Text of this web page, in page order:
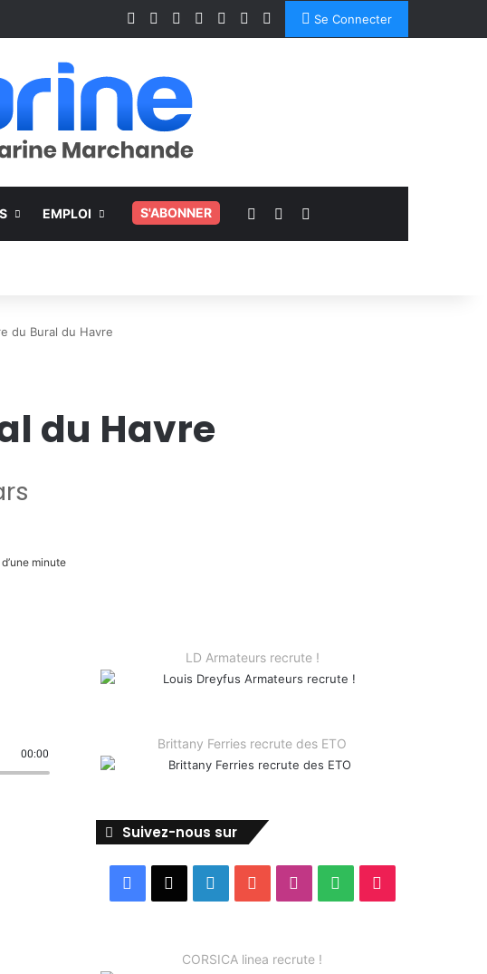
FacebookLinkedinYouTubeInstagram
SpotifyTikTokSe Connecter
EMPLOI S'ABONNER Voir votre panier
Switch skin
du Bural du Havre
du Havre
minute
00:00
LD Armateurs recrute !
Brittany Ferries recrute des ETO
Suivez-nous sur
Facebook LinkedinYouTubeInstagram
Spotify
CORSICA linea recrute !